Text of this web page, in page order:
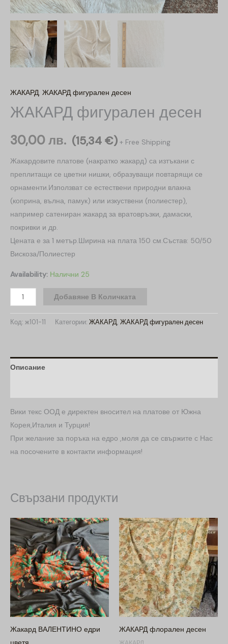
ЖАКАРД, ЖАКАРД фигурален десен
ЖАКАРД фигурален десен
30,00лв. (15,34€) + Free Shipping
Жакардовите платове (накратко жакард) са изтъкани с
преплитащи се цветни нишки, образуващи повтарящи се
орнаменти.Използват се естествени природни влакна
(коприна, вълна, памук) или изкуствени (полиестер),
например сатениран жакард за вратовръзки, дамаски,
покривки и др.
Цената е за 1 метър.Ширина на плата 150 см.Състав: 50/50
Вискоза/Полиестер
Availability: Налични 25
Добавяне В Количката
Код: ж101-11 Категории: ЖАКАРД, ЖАКАРД фигурален десен
Описание
Вики текс ООД е директен вносител на платове от Южна
Корея,Италия и Турция!
При желание за поръка на едро ,моля да се свържите с Нас
на посочените в контакти информация!
Свързани продукти
Жакард ВАЛЕНТИНО едри
ЖАКАРД флорален десен